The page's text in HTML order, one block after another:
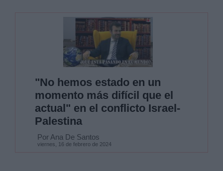
"No hemos estado en un
momento más difícil que el
actual" en el conflicto Israel-
Palestina
Por Ana De Santos
viernes, 16 de febrero de 2024